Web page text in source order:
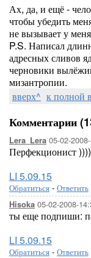
Ах, да, и ещё -
чтобы убедить
не вызывает у
P.S. Написал
адресных сливов
черновики
мизантропии.
вверх^ к полной
Комментарии
Lera_Lera 05-02-
Перфекционист ))))
LI 5.09.15
Обратиться - Ответить
Hisoka 05-02-2008-
ты еще подпиши:
LI 5.09.15
Обратиться - Ответить